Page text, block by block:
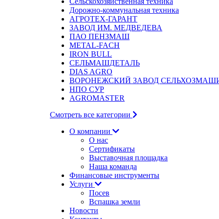
Дорожно-коммунальная техника
АГРОТЕХ-ГАРАНТ
ЗАВОД ИМ. МЕДВЕДЕВА
ПАО ПЕНЗМАШ
METAL-FACH
IRON BULL
СЕЛЬМАШДЕТАЛЬ
DIAS AGRO
ВОРОНЕЖСКИЙ ЗАВОД
НПО СУР
AGROMASTER
Смотреть все категории
О компании
О нас
Сертификаты
Выставочная площадка
Наша команда
Финансовые инструменты
Услуги
Посев
Вспашка земли
Новости